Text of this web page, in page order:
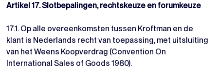
Artikel 17. Slotbepalingen, rechtskeuze en forumkeuze
17.1. Op alle overeenkomsten tussen Kroftman en de
klant is Nederlands recht van toepassing, met uitsluiting
van het Weens Koopverdrag (Convention On
International Sales of Goods 1980).